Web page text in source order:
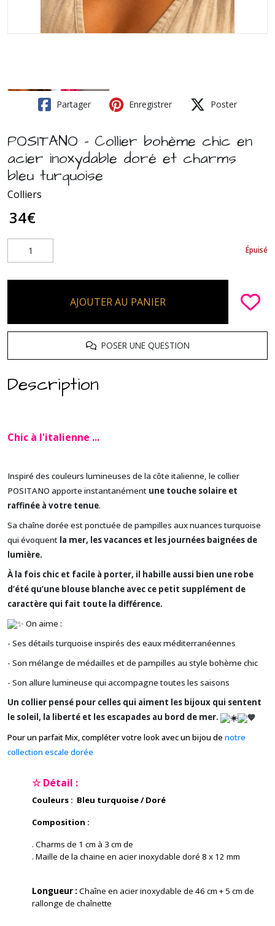
Partager Enregistrer Poster
POSITANO - Collier bohème chic en
acier inoxydable doré et charms
bleu turquoise
Colliers
34€
Épuisé
AJOUTER AU PANIER
POSER UNE QUESTION
Description
Chic à l'italienne ...
Inspiré des couleurs lumineuses de la côte italienne, le collier
POSITANO apporte instantanément une touche solaire et
raffinée à votre tenue.
Sa chaîne dorée est ponctuée de pampilles aux nuances turquoise
qui évoquent la mer, les vacances et les journées baignées de
lumière.
À la fois chic et facile à porter, il habille aussi bien une robe
d’été qu’une blouse blanche avec ce petit supplément de
caractère qui fait toute la différence.
On aime :
- Ses détails turquoise inspirés des eaux méditerranéennes
- Son mélange de médailles et de pampilles au style bohème chic
- Son allure lumineuse qui accompagne toutes les saisons
Un collier pensé pour celles qui aiment les bijoux qui sentent
le soleil, la liberté et les escapades au bord de mer.
Pour un parfait Mix, compléter votre look avec un bijou de notre
collection escale dorée
☆ Détail :
Couleurs : Bleu turquoise / Doré
Composition :
. Charms de 1 cm à 3 cm de
. Maille de la chaine en acier inoxydable doré 8 x 12 mm
Longueur : Chaîne en acier inoxydable de 46 cm + 5 cm de
rallonge de chaînette